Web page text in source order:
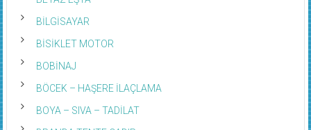
BEYAZ EŞYA
BİLGİSAYAR
BİSİKLET MOTOR
BOBİNAJ
BÖCEK – HAŞERE İLAÇLAMA
BOYA – SIVA – TADİLAT